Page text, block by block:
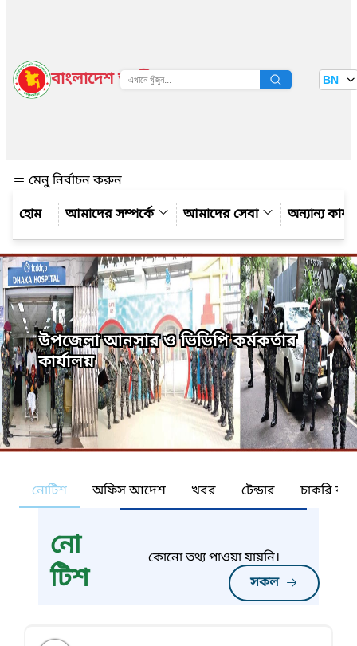
বাংলাদেশ জাতীয় তথ্য বাতায়ন BN
মেনু নির্বাচন করুন
আমাদের সম্পর্কে
আমাদের সেবা অন্যান্য
উপজেলা আনসার ও ভিডিপি কর্মকর্তার
কার্যালয়
নোটিশ অফিস আদেশ খবর টেন্ডার চাকরি
নো
টিশ
সকল
কোনো তথ্য পাওয়া যায়নি।